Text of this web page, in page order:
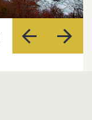
vorige